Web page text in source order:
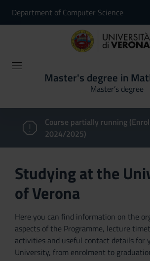
Department of Computer Science
Master's degree in
Master’s degree
Course partially running
2024/2025)
Studying at the
of Verona
Here you can find information on the
aspects of the Programme, lecture
activities and useful contact details for
University, from enrolment to